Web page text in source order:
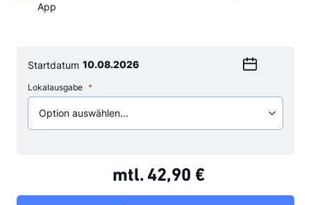
App
Startdatum
Datum
Lokalausgabe
mtl. 42,90 €